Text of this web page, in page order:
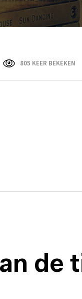
805 KEER BEKEKEN
de